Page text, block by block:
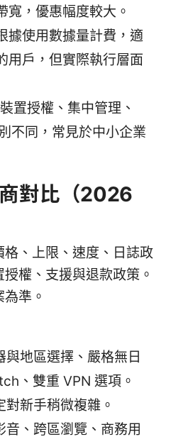
寬，優惠幅度較大。
據使用數據量計費，適
用戶，但實際執行層面
置授權、集中管理、
不同，常見於中小企業
對比（2026
、上限、速度、日誌政
權、支援與退款政策。
準。
地區選擇、嚴格無日
、雙重 VPN 選項。
新手稍微複雜。
音、跨區瀏覽、商務用